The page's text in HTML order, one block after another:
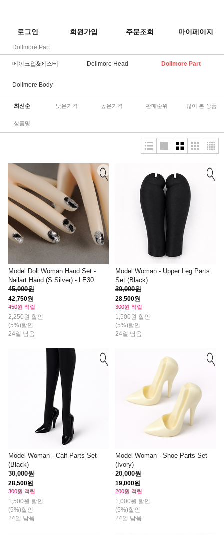
로그인 회원가입 주문조회 마이페이지
Dollmore Part
메이크업&에스테 Dollmore Head Dollmore Part
Dollmore Body
최신순 낮은가격 높은가격 판매순위 많이 본 상품
상품명
Model Doll Woman Hand Set -
Nailart Hand (S.Silver) - LE30
45,000원
42,750원
450원 적립
2,250원 할인
(5%)할인
24일 남음
Model Woman - Upper Leg Parts
Set (Black)
30,000원
28,500원
300원 적립
1,500원 할인
(5%)할인
24일 남음
Model Woman - Calf Parts Set
(Black)
30,000원
28,500원
300원 적립
1,500원 할인
(5%)할인
24일 남음
Model Woman - Shoe Parts Set
(Ivory)
20,000원
19,000원
200원 적립
1,000원 할인
(5%)할인
24일 남음